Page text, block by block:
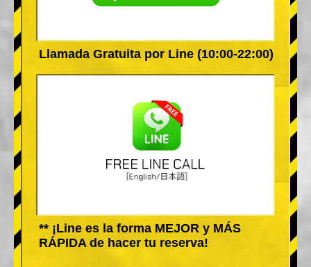
Llamada Gratuita por Line (10:00-22:00)
** ¡Line es la forma MEJOR y MÁS
RÁPIDA de hacer tu reserva!